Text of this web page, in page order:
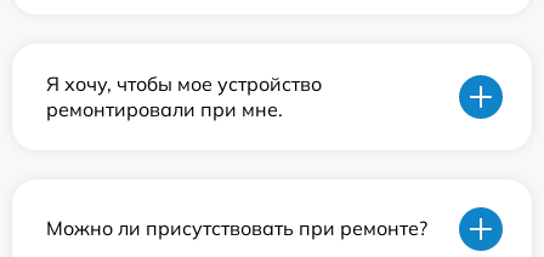
Я хочу, чтобы мое устройство
ремонтировали при мне.
Можно ли присутствовать при ремонте?